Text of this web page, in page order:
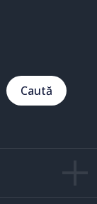
Caută